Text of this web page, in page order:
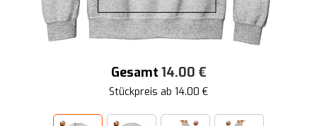
Gesamt 14.00 €
Stückpreis ab 14.00 €